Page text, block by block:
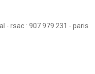
- rsac : 907 979 231 - paris